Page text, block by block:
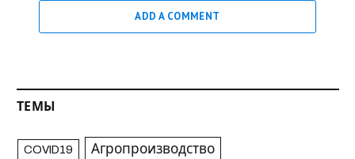
ADD A COMMENT
ТЕМЫ
COVID19 Агропроизводство